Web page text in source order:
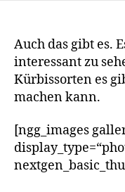
Auch das gibt es.
interessant zu
Kürbissorten es
machen kann.
[ngg_images